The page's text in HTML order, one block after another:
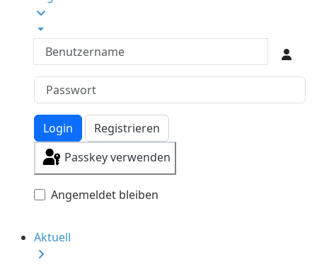
Benutzername
Login
Registrieren
Passkey verwenden
Angemeldet bleiben
Aktuell